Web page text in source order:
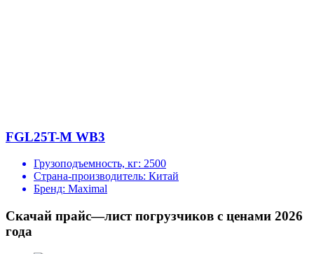
FGL25T-M WB3
Грузоподъемность, кг: 2500
Страна-производитель: Китай
Бренд: Maximal
Скачай прайс—лист погрузчиков с ценами 2026
года